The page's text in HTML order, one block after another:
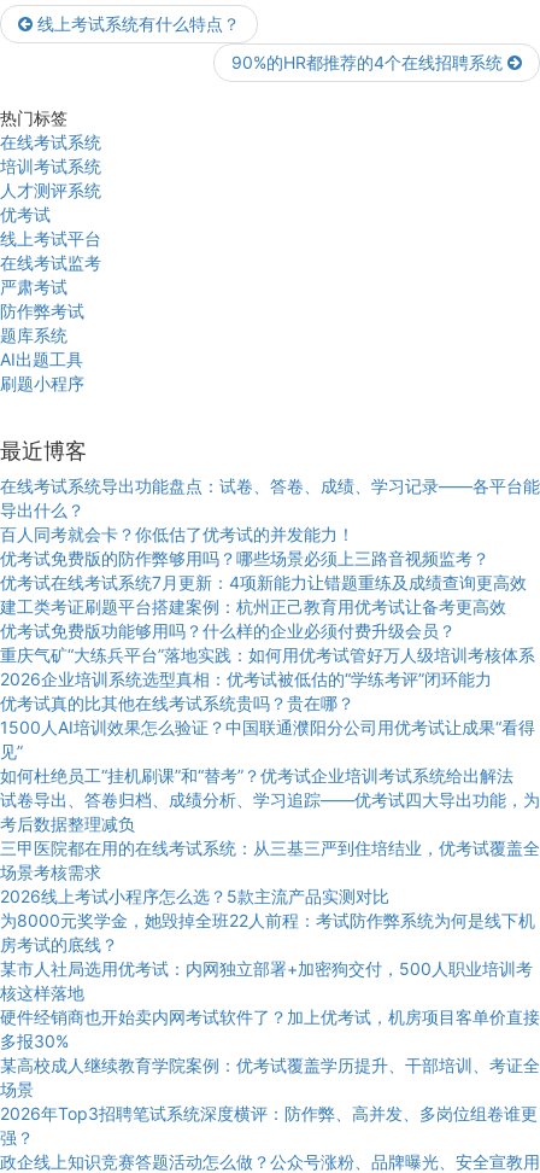
线上考试系统有什么特点？
90%的HR都推荐的4个在线招聘系统
热门标签
在线考试系统
培训考试系统
人才测评系统
优考试
线上考试平台
在线考试监考
严肃考试
防作弊考试
题库系统
AI出题工具
刷题小程序
最近博客
在线考试系统导出功能盘点：试卷、答卷、成绩、学习记录——各平台能
导出什么？
百人同考就会卡？你低估了优考试的并发能力！
优考试免费版的防作弊够用吗？哪些场景必须上三路音视频监考？
优考试在线考试系统7月更新：4项新能力让错题重练及成绩查询更高效
建工类考证刷题平台搭建案例：杭州正己教育用优考试让备考更高效
优考试免费版功能够用吗？什么样的企业必须付费升级会员？
重庆气矿“大练兵平台”落地实践：如何用优考试管好万人级培训考核体系
2026企业培训系统选型真相：优考试被低估的“学练考评”闭环能力
优考试真的比其他在线考试系统贵吗？贵在哪？
1500人AI培训效果怎么验证？中国联通濮阳分公司用优考试让成果“看得
见”
如何杜绝员工“挂机刷课”和“替考”？优考试企业培训考试系统给出解法
试卷导出、答卷归档、成绩分析、学习追踪——优考试四大导出功能，为
考后数据整理减负
三甲医院都在用的在线考试系统：从三基三严到住培结业，优考试覆盖全
场景考核需求
2026线上考试小程序怎么选？5款主流产品实测对比
为8000元奖学金，她毁掉全班22人前程：考试防作弊系统为何是线下机
房考试的底线？
某市人社局选用优考试：内网独立部署+加密狗交付，500人职业培训考
核这样落地
硬件经销商也开始卖内网考试软件了？加上优考试，机房项目客单价直接
多报30%
某高校成人继续教育学院案例：优考试覆盖学历提升、干部培训、考证全
场景
2026年Top3招聘笔试系统深度横评：防作弊、高并发、多岗位组卷谁更
强？
政企线上知识竞赛答题活动怎么做？公众号涨粉、品牌曝光、安全宣教用